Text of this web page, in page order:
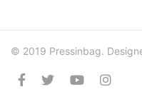
© 2019 Pressinbag.